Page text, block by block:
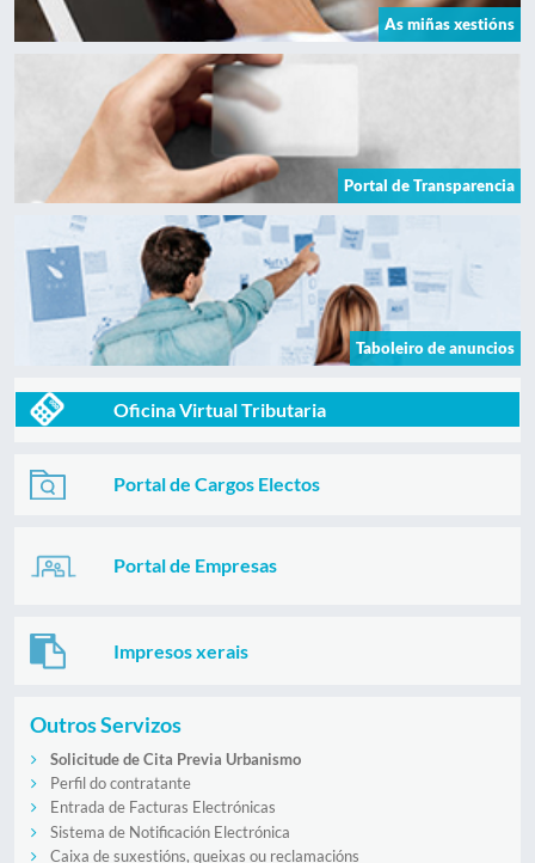
As miñas xestións
Portal de Transparencia
Taboleiro de anuncios
Oficina Virtual Tributaria
Portal de Cargos Electos
Portal de Empresas
Impresos xerais
Outros Servizos
Solicitude de Cita Previa Urbanismo
Perfil do contratante
Entrada de Facturas Electrónicas
Sistema de Notificación Electrónica
Caixa de suxestións, queixas ou reclamacións